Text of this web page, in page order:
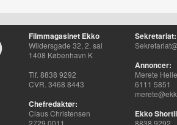
Filmmagasinet Ekko
Wildersgade 32, 2. sal
1408 København K
Tlf. 8838 9292
CVR. 3468 8443
Chefredaktør:
Claus Christensen
2729 0011
Sekretariat:
Annoncer:
Merete
6111 5851
Ekko
8838 9292